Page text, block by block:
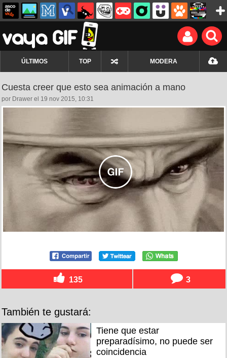
ÚLTIMOS TOP MODERA
Cuesta creer que esto sea animación a mano
por Drawer el 19 nov 2015, 10:31
135 3
También te gustará:
Tiene que estar
preparadísimo, no puede ser
coincidencia